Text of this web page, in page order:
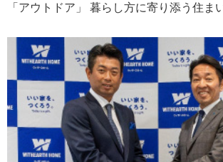
「アウトドア」 暮らし方に寄り添う住ま